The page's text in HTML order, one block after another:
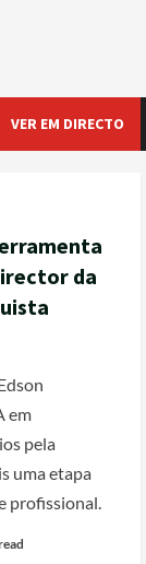
VER EM DIRECTO
da
em
pela
uma etapa
profissional.